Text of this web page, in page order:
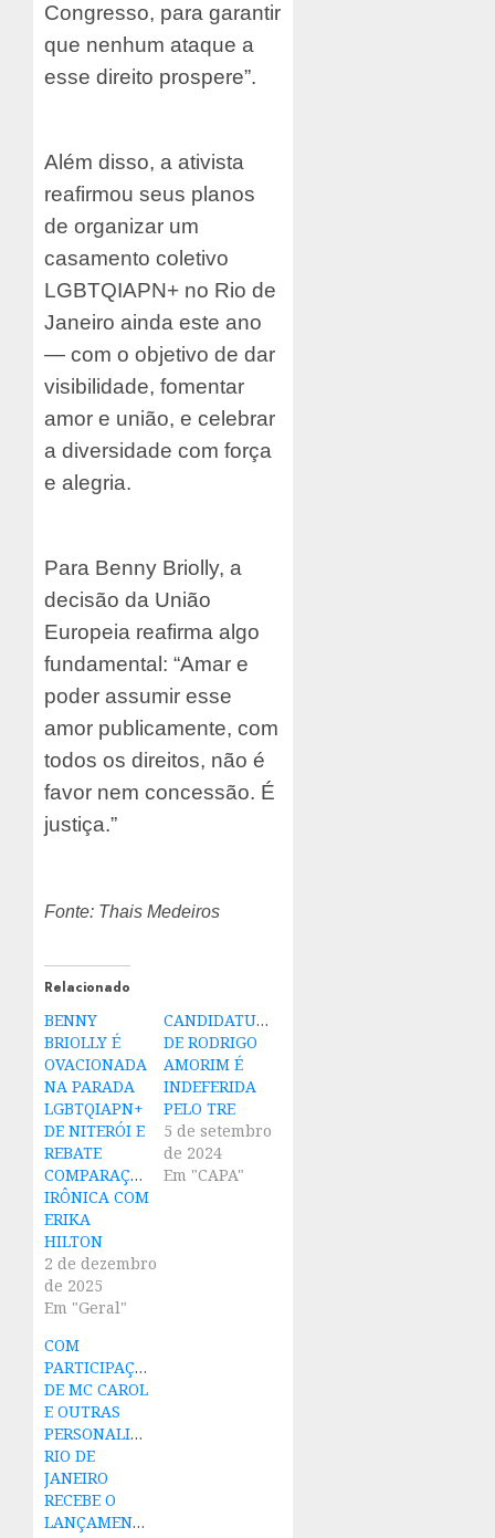
Congresso, para garantir
que nenhum ataque a
esse direito prospere”.
Além disso, a ativista
reafirmou seus planos
de organizar um
casamento coletivo
LGBTQIAPN+ no Rio de
Janeiro ainda este ano
— com o objetivo de dar
visibilidade, fomentar
amor e união, e celebrar
a diversidade com força
e alegria.
Para Benny Briolly, a
decisão da União
Europeia reafirma algo
fundamental: “Amar e
poder assumir esse
amor publicamente, com
todos os direitos, não é
favor nem concessão. É
justiça.”
Fonte: Thais Medeiros
Relacionado
BENNY
BRIOLLY É
OVACIONADA
NA PARADA
LGBTQIAPN+
DE NITERÓI E
REBATE
COMPARAÇÃO
IRÔNICA COM
ERIKA
HILTON
2 de dezembro
de 2025
Em "Geral"
CANDIDATURA
DE RODRIGO
AMORIM É
INDEFERIDA
PELO TRE
5 de setembro
de 2024
Em "CAPA"
COM
PARTICIPAÇÃO
DE MC CAROL
E OUTRAS
PERSONALIDADES,
RIO DE
JANEIRO
RECEBE O
LANÇAMENTO